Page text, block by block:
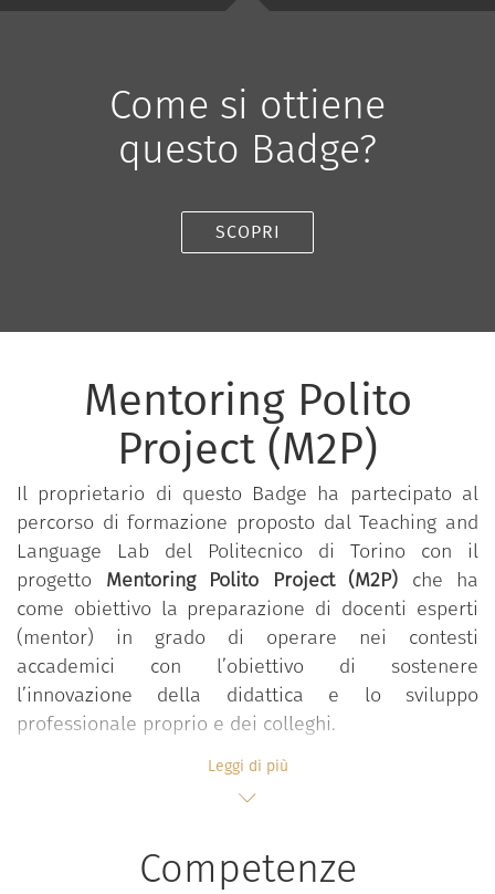
Come si ottiene
questo Badge?
SCOPRI
Mentoring Polito
Project (M2P)
Il proprietario di questo Badge ha partecipato al
percorso di formazione proposto dal Teaching and
Language Lab del Politecnico di Torino con il
progetto Mentoring Polito Project (M2P) che ha
come obiettivo la preparazione di docenti esperti
(mentor) in grado di operare nei contesti
accademici con l’obiettivo di sostenere
l’innovazione della didattica e lo sviluppo
professionale proprio e dei colleghi.
Il progetto punta infatti a costruire nei partecipanti
competenze volte ad accompagnare i colleghi
didattiche e professionali, operando in comunità
che riflettono e condividono approcci, valori e
Leggi di più
Competenze